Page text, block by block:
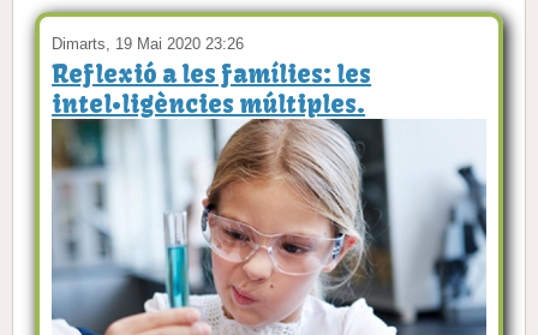
Dimarts, 19 Mai 2020 23:26
Reflexió a les famílies: les
intel•ligències múltiples.